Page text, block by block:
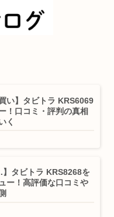
い】タビトラ KRS6069
！口コミ・評判の真相
く
】タビトラ KRS8268を
ー！高評価な口コミや